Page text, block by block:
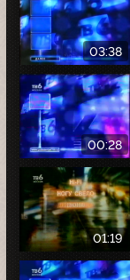
03:38
00:28
01:19